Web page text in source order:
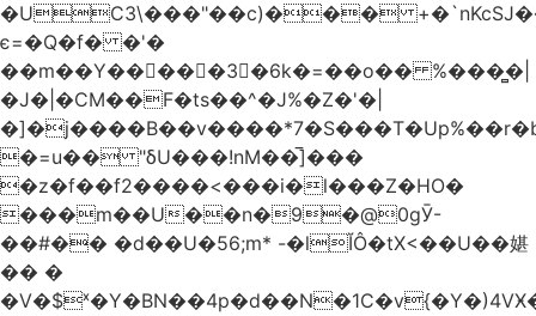
�UC3\���"��c)���
є=�Q�f� �'�
��m��Y��񢫫���3�6k�=��o�� %���̻�|
�J�|�CM��F�tѕ��^�J%�Z�'�|
�=u�� "δU���!nM��̅]���
�z�f��f2����<���i�l���Z�HO�
���m��U��n�9�@0gӮ-
��#�� �d��U�56;m* -�lĬÔ�tX<��U��媅
�� �